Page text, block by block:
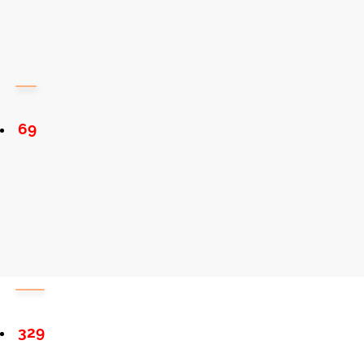
69
329